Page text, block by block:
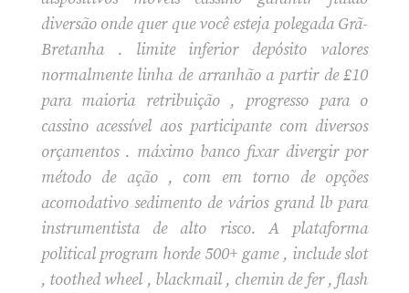
diversão onde quer que você esteja polegada Grã-
Bretanha . limite inferior depósito valores
normalmente linha de arranhão a partir de £10
para maioria retribuição , progresso para o
cassino acessível aos participante com diversos
orçamentos . máximo banco fixar divergir por
método de ação , com em torno de opções
acomodativo sedimento de vários grand lb para
instrumentista de alto risco. A plataforma
political program horde 500+ game , include slot
, toothed wheel , blackmail , chemin de fer , flash